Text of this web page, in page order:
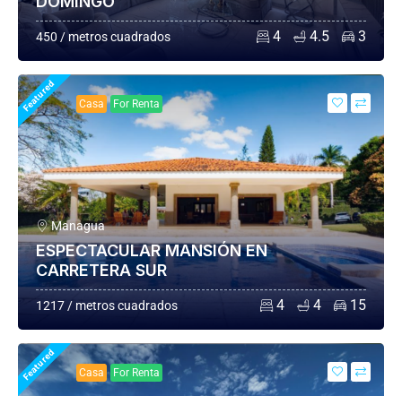
450 / metros cuadrados 4 4.5 3
Featured Casa For Renta
Managua
ESPECTACULAR MANSIÓN EN
CARRETERA SUR
1217 / metros cuadrados 4 4 15
Featured Casa For Renta